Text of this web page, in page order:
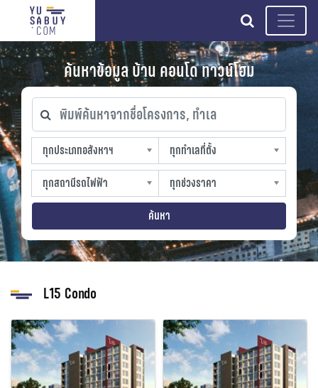
search
ค้นหาข้อมูล บ้าน คอนโด ทาวน์โฮม
พิมพ์ค้นหาจากชื่อโครงการ, ทำเล
ทุกประเภทอสังหาฯ
ทุกประเภทอสังหาฯ
sproperty
ทุกทำเลที่ตั้ง
ทุกทำเลที่ตั้ง
slocation
ทุกสถานีรถไฟฟ้า
ทุกสถานีรถไฟฟ้า
strain-station
ทุกช่วงราคา
ทุกช่วงราคา
sprice
ค้นหา
L15 Condo